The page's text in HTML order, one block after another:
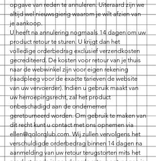
opgave van reden te annuleren. Uiteraard zijn we
altijd wel nieuwsgierig waarom je wilt afzien van
je aankoop.
U heeft na annulering nogmaals 14 dagen om uw
product retour te sturen. U krijgt dan het
volledige orderbedrag exclusief verzendkosten
gecrediteerd. De kosten voor retour van je thuis
naar de webwinkel zijn voor eigen rekening
(raadpleeg voor de exacte tarieven de website
van uw vervoerder). Indien u gebruik maakt van
uw herroepingsrecht, zal het product
onbeschadigd aan de ondernemer
geretourneerd worden. Om gebruik te maken van
dit recht kunt u contact met ons opnemen via
ellen@qolorqlub.com. Wij zullen vervolgens het
verschuldigde orderbedrag binnen 14 dagen na
aanmelding van uw retour terugstorten mits het